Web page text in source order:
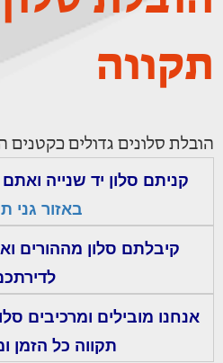
תקווה
הובלת סלונים גדולים כקטנים
קניתם סלון יד שנייה
באזור גני
קיבלתם סלון מההורים
אנחנו מובילים ומרכיבים
תקווה כל הזמן